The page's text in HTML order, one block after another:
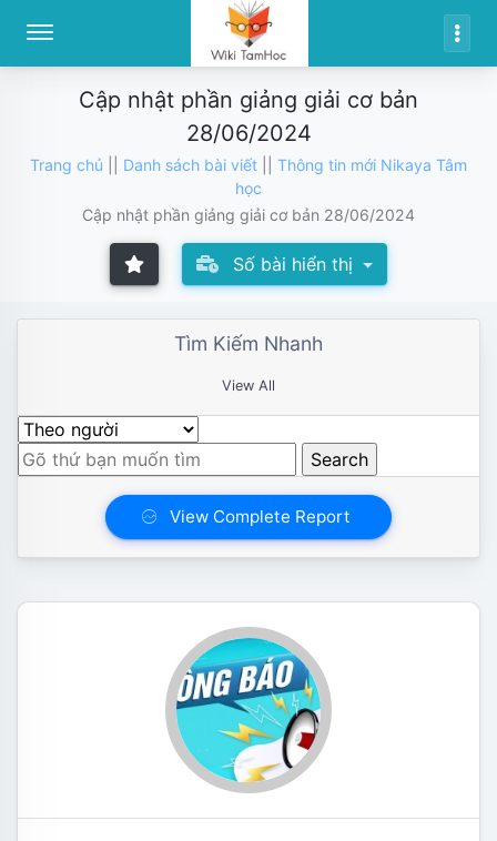
Cập nhật phần giảng giải cơ bản
28/06/2024
Trang chủ Danh sách bài viết
Thông tin mới Nikaya Tâm
học
Cập nhật phần giảng giải cơ bản 28/06/2024
Số bài hiển thị
Tìm Kiếm Nhanh
View All
View Complete Report